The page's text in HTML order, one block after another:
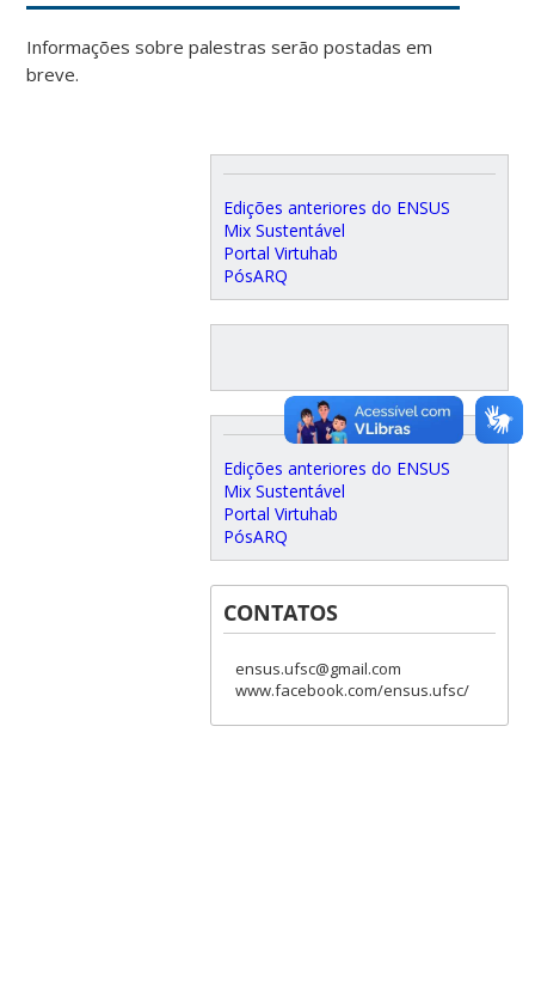
Informações sobre palestras serão postadas em
breve.
Edições anteriores do ENSUS
Mix Sustentável
Portal Virtuhab
PósARQ
Edições anteriores do ENSUS
Mix Sustentável
Portal Virtuhab
PósARQ
CONTATOS
ensus.ufsc@gmail.com
www.facebook.com/ensus.ufsc/